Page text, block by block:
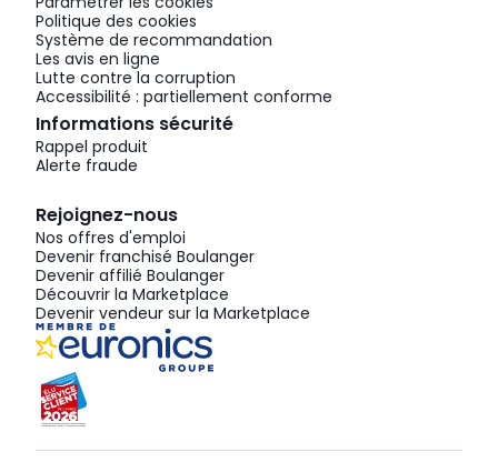
Politique des cookies
Système de recommandation
Les avis en ligne
Lutte contre la corruption
Accessibilité : partiellement conforme
Informations sécurité
Rappel produit
Alerte fraude
Rejoignez-nous
Nos offres d'emploi
Devenir franchisé Boulanger
Devenir affilié Boulanger
Découvrir la Marketplace
Devenir vendeur sur la Marketplace